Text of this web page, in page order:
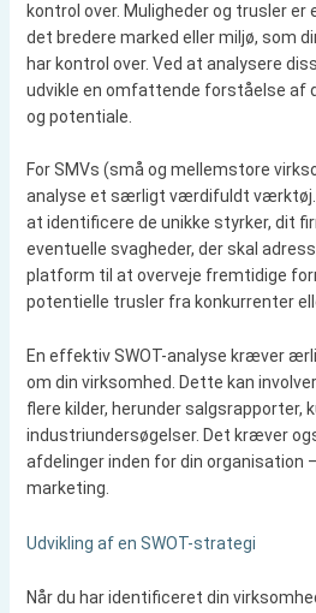
kontrol over. Muligheder og trusler
det bredere marked eller miljø, som
har kontrol over. Ved at analysere
udvikle en omfattende forståelse af
og potentiale.
For SMVs (små og mellemstore
analyse et særligt værdifuldt værktøj.
at identificere de unikke styrker, dit
eventuelle svagheder, der skal
platform til at overveje fremtidige
potentielle trusler fra konkurrenter
En effektiv SWOT-analyse kræver
om din virksomhed. Dette kan
flere kilder, herunder salgsrapporter,
industriundersøgelser. Det kræver
afdelinger inden for din organisation
marketing.
Udvikling af en SWOT-strategi
Når du har identificeret din